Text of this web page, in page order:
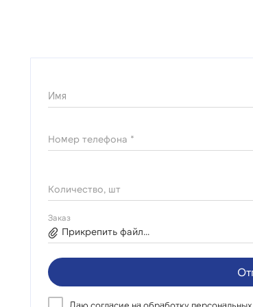
Имя
Номер телефона *
Количество, шт
Заказ
Прикрепить файл...